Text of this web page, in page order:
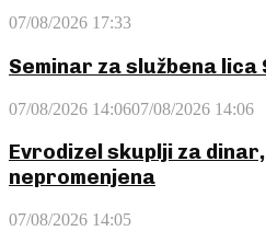
07/08/2026 17:33
Seminar za službena
07/08/2026 14:0607/08/2026 14:06
Evrodizel skuplji za
nepromenjena
07/08/2026 14:05